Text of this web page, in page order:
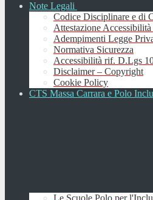
Note Legali
Codice Disciplinare e di
Attestazione
Adempimenti Legge
Normativa Sicurezza
Accessibilità rif. D.Lgs
Disclaimer – Copyright
Cookie Policy
CTS Massa Carrara e Polo